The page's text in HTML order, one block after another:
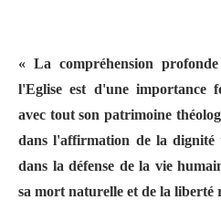
« La compréhension
l'Eglise est d'une importance
avec tout son patrimoine
dans l'affirmation de la dignité
dans la défense de la vie
sa mort naturelle et de la liberté